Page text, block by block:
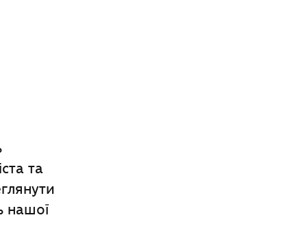
та
нашої